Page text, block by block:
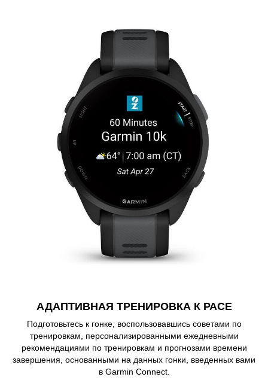
АДАПТИВНАЯ ТРЕНИРОВКА К РАСЕ
Подготовьтесь к гонке, воспользовавшись советами по
тренировкам, персонализированными ежедневными
рекомендациями по тренировкам и прогнозами времени
завершения, основанными на данных гонки, введенных вами
в Garmin Connect.